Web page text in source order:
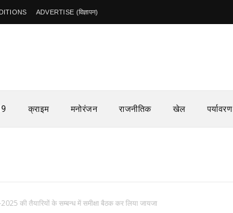
ADVERTISE (विज्ञापन)
क्राइम मनोरंजन राजनीतिक खेल पर्यावरण
की तैयारियों के सम्बन्ध में समीक्षा बैठक कर लिया जायजा